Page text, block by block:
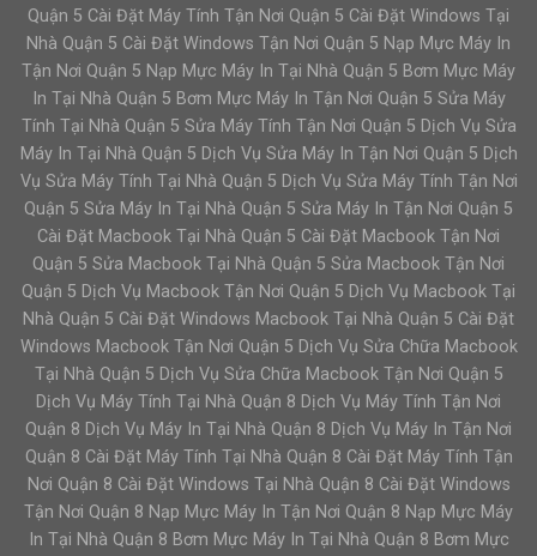
Quận 5 Cài Đặt Máy Tính Tận Nơi Quận 5 Cài Đặt Windows Tại
Nhà Quận 5 Cài Đặt Windows Tận Nơi Quận 5 Nạp Mực Máy In
Tận Nơi Quận 5 Nạp Mực Máy In Tại Nhà Quận 5 Bơm Mực Máy
In Tại Nhà Quận 5 Bơm Mực Máy In Tận Nơi Quận 5 Sửa Máy
Tính Tại Nhà Quận 5 Sửa Máy Tính Tận Nơi Quận 5 Dịch Vụ Sửa
Máy In Tại Nhà Quận 5 Dịch Vụ Sửa Máy In Tận Nơi Quận 5 Dịch
Vụ Sửa Máy Tính Tại Nhà Quận 5 Dịch Vụ Sửa Máy Tính Tận Nơi
Quận 5 Sửa Máy In Tại Nhà Quận 5 Sửa Máy In Tận Nơi Quận 5
Cài Đặt Macbook Tại Nhà Quận 5 Cài Đặt Macbook Tận Nơi
Quận 5 Sửa Macbook Tại Nhà Quận 5 Sửa Macbook Tận Nơi
Quận 5 Dịch Vụ Macbook Tận Nơi Quận 5 Dịch Vụ Macbook Tại
Nhà Quận 5 Cài Đặt Windows Macbook Tại Nhà Quận 5 Cài Đặt
Windows Macbook Tận Nơi Quận 5 Dịch Vụ Sửa Chữa Macbook
Tại Nhà Quận 5 Dịch Vụ Sửa Chữa Macbook Tận Nơi Quận 5
Dịch Vụ Máy Tính Tại Nhà Quận 8 Dịch Vụ Máy Tính Tận Nơi
Quận 8 Dịch Vụ Máy In Tại Nhà Quận 8 Dịch Vụ Máy In Tận Nơi
Quận 8 Cài Đặt Máy Tính Tại Nhà Quận 8 Cài Đặt Máy Tính Tận
Nơi Quận 8 Cài Đặt Windows Tại Nhà Quận 8 Cài Đặt Windows
Tận Nơi Quận 8 Nạp Mực Máy In Tận Nơi Quận 8 Nạp Mực Máy
In Tại Nhà Quận 8 Bơm Mực Máy In Tại Nhà Quận 8 Bơm Mực